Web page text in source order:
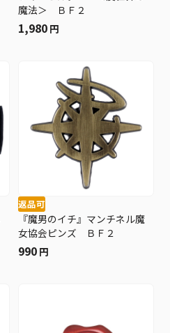
魔法＞ ＢＦ２
1,980 円
返品可
『魔男のイチ』マンチネル魔
女協会ピンズ ＢＦ２
990 円